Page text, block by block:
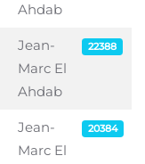
Ahdab
Jean-
Marc El
Ahdab
22388
Jean-
Marc El
20384